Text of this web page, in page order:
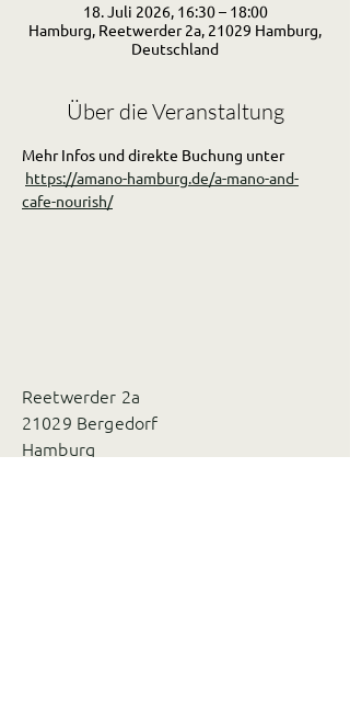
18. Juli 2026, 16:30 – 18:00
Hamburg, Reetwerder 2a, 21029 Hamburg,
Deutschland
Über die Veranstaltung
Mehr Infos und direkte Buchung unter
https://amano-hamburg.de/a-mano-and-
cafe-nourish/
Reetwerder 2a
21029 Bergedorf
Hamburg